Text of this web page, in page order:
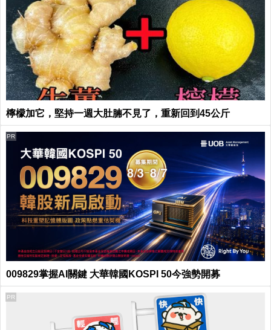
檸檬加它，堅持一週大肚腩不見了，重新回到45公斤
009829掌握AI關鍵 大華韓國KOSPI 50今強勢開募
PR
PR